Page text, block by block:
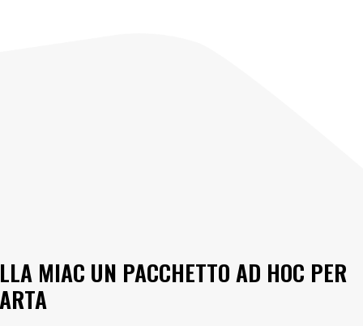
MIAC UN PACCHETTO AD HOC PER